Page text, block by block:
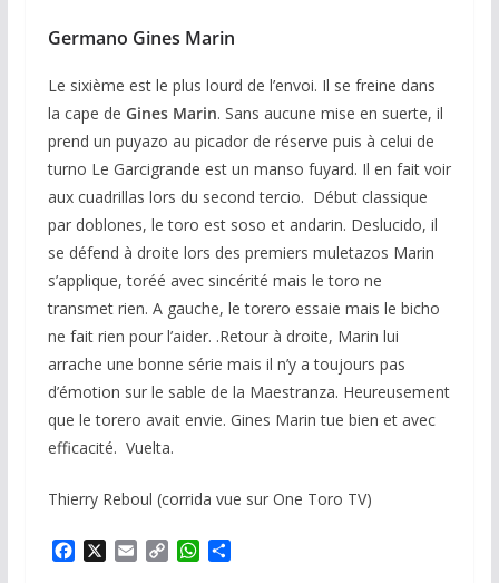
Germano Gines Marin
Le sixième est le plus lourd de l’envoi. Il se freine dans
la cape de Gines Marin. Sans aucune mise en suerte, il
prend un puyazo au picador de réserve puis à celui de
turno Le Garcigrande est un manso fuyard. Il en fait voir
aux cuadrillas lors du second tercio. Début classique
par doblones, le toro est soso et andarin. Deslucido, il
se défend à droite lors des premiers muletazos Marin
s’applique, toréé avec sincérité mais le toro ne
transmet rien. A gauche, le torero essaie mais le bicho
ne fait rien pour l’aider. .Retour à droite, Marin lui
arrache une bonne série mais il n’y a toujours pas
d’émotion sur le sable de la Maestranza. Heureusement
que le torero avait envie. Gines Marin tue bien et avec
efficacité. Vuelta.
Thierry Reboul (corrida vue sur One Toro TV)
W